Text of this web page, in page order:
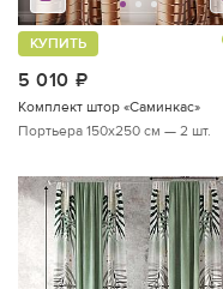
5 010
КУПИТЬ
Комплект штор «Саминкас»
Портьера 150х250 см — 2 шт.